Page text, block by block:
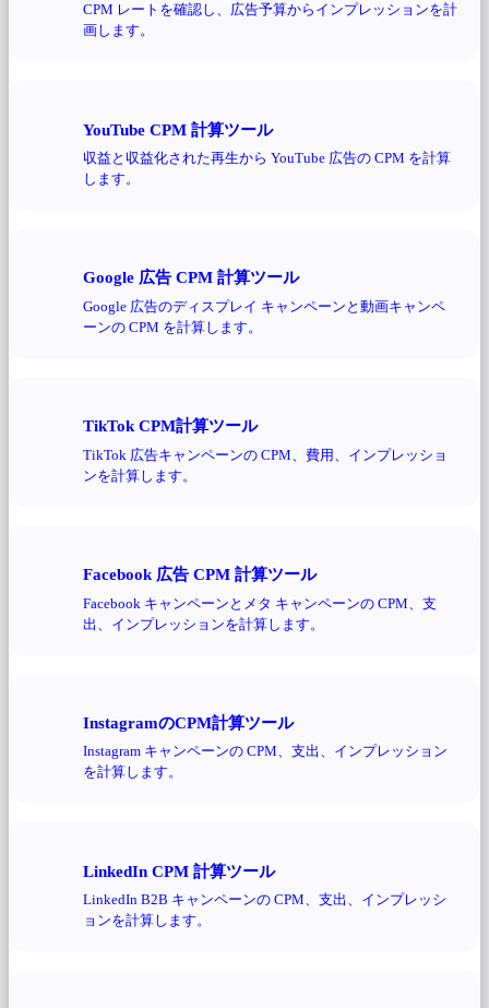
CPM レートを確認し、広告予算からインプレッションを計
画します。
YouTube CPM 計算ツール
収益と収益化された再生から YouTube 広告の CPM を計算
します。
Google 広告 CPM 計算ツール
Google 広告のディスプレイ キャンペーンと動画キャンペ
ーンの CPM を計算します。
TikTok CPM計算ツール
TikTok 広告キャンペーンの CPM、費用、インプレッショ
ンを計算します。
Facebook 広告 CPM 計算ツール
Facebook キャンペーンとメタ キャンペーンの CPM、支
出、インプレッションを計算します。
InstagramのCPM計算ツール
Instagram キャンペーンの CPM、支出、インプレッション
を計算します。
LinkedIn CPM 計算ツール
LinkedIn B2B キャンペーンの CPM、支出、インプレッシ
ョンを計算します。